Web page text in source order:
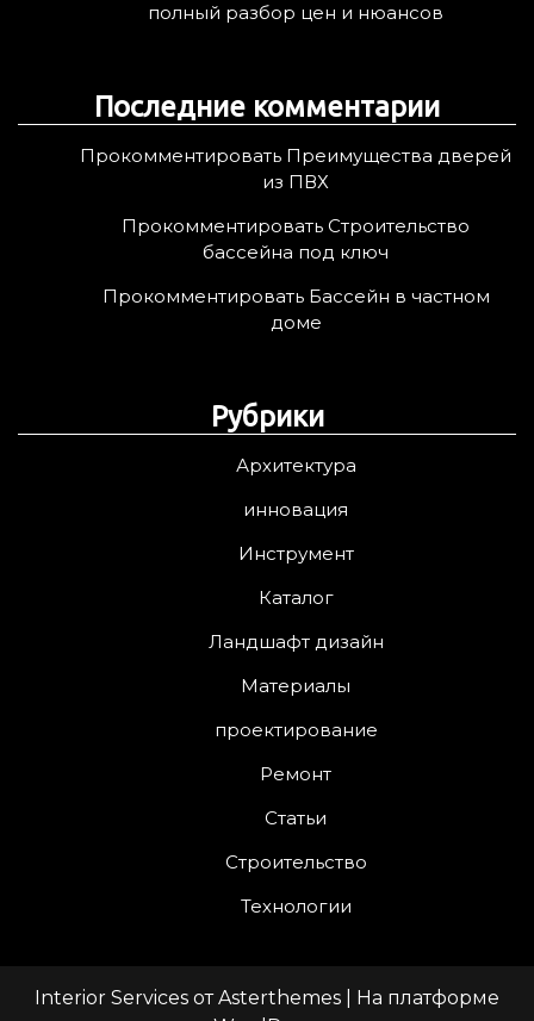
полный разбор цен и нюансов
Последние комментарии
Прокомментировать Преимущества дверей
из ПВХ
Прокомментировать Строительство
бассейна под ключ
Прокомментировать Бассейн в частном
доме
Рубрики
Архитектура
инновация
Инструмент
Каталог
Ландшафт дизайн
Материалы
проектирование
Ремонт
Статьи
Строительство
Технологии
Interior Services отAsterthemes | На платформе